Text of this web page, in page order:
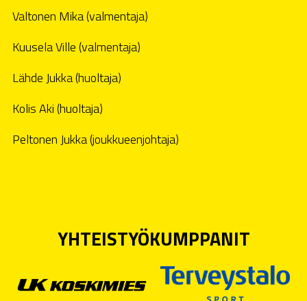
Valtonen Mika (valmentaja)
Kuusela Ville (valmentaja)
Lähde Jukka (huoltaja)
Kolis Aki (huoltaja)
Peltonen Jukka (joukkueenjohtaja)
YHTEISTYÖKUMPPANIT